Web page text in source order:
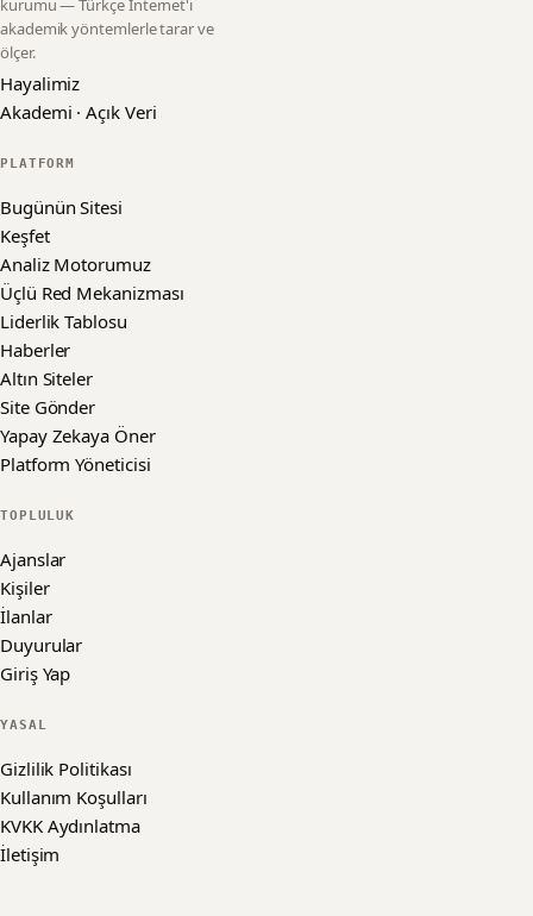
kurumu — Türkçe İnternet'i
akademik yöntemlerle tarar ve
ölçer.
Hayalimiz
Akademi · Açık Veri
PLATFORM
Bugünün Sitesi
Keşfet
Analiz Motorumuz
Üçlü Red Mekanizması
Liderlik Tablosu
Haberler
Altın Siteler
Site Gönder
Yapay Zekaya Öner
Platform Yöneticisi
TOPLULUK
Ajanslar
Kişiler
İlanlar
Duyurular
Giriş Yap
YASAL
Gizlilik Politikası
Kullanım Koşulları
KVKK Aydınlatma
İletişim